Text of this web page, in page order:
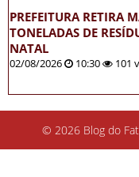
PREFEITURA RETIRA
TONELADAS DE
NATAL
02/08/2026 10:30 101
© 2026 Blog do